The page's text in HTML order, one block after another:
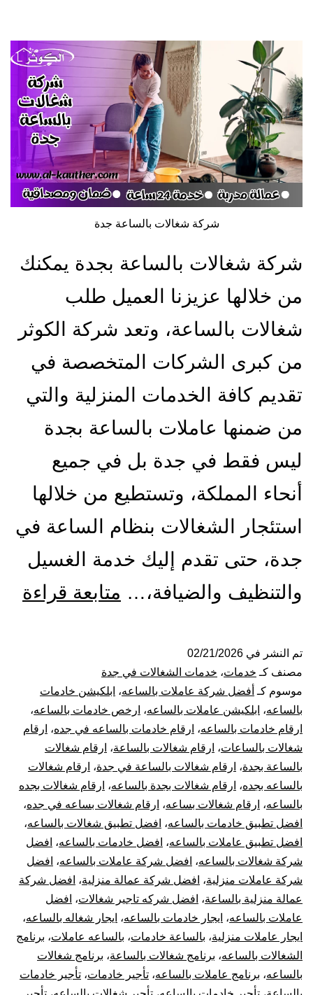
شركة شغالات بالساعة جدة
شركة شغالات بالساعة بجدة يمكنك
من خلالها عزيزنا العميل طلب
شغالات بالساعة، وتعد شركة الكوثر
من كبرى الشركات المتخصصة في
تقديم كافة الخدمات المنزلية والتي
من ضمنها عاملات بالساعة بجدة
ليس فقط في جدة بل في جميع
أنحاء المملكة، وتستطيع من خلالها
استئجار الشغالات بنظام الساعة في
جدة، حتى تقدم إليك خدمة الغسيل
والتنظيف والضيافة،… متابعة قراءة
تم النشر في 02/21/2026
مصنف كـ خدمات، خدمات الشغالات في جدة
موسوم كـ أفضل شركة عاملات بالساعه، ابلكيشن خادمات
بالساعه، ابلكيشن عاملات بالساعه، ارخص خادمات بالساعه،
ارقام خادمات بالساعه، ارقام خادمات بالساعه في جده، ارقام
شغالات بالساعات، ارقام شغالات بالساعة، ارقام شغالات
بالساعة بجدة، ارقام شغالات بالساعة في جدة، ارقام شغالات
بالساعه بجده، ارقام شغالات بجدة بالساعه، ارقام شغالات بجده
بالساعه، ارقام شغالات بساعه، ارقام شغالات بساعه في جده،
افضل تطبيق خادمات بالساعه، افضل تطبيق شغالات بالساعه،
افضل تطبيق عاملات بالساعه، افضل خادمات بالساعه، افضل
شركة شغالات بالساعه، افضل شركة عاملات بالساعه، افضل
شركة عاملات منزلية، افضل شركة عمالة منزلية، افضل شركة
عمالة منزلية بالساعة، افضل شركه تاجير شغالات، افضل
عاملات بالساعه، ايجار خادمات بالساعه، ايجار شغاله بالساعه،
ايجار عاملات منزلية، بالساعة خادمات، بالساعه عاملات، برنامج
الشغالات بالساعه، برنامج شغالات بالساعة، برنامج شغالات
بالساعه، برنامج عاملات بالساعه، تأجير خادمات، تأجير خادمات